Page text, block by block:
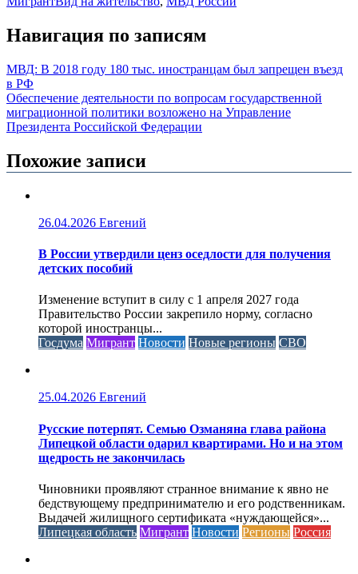
Навигация по записям
МВД: В 2018 году 180 тыс. иностранцам был запрещен въезд
в РФ
Обеспечение деятельности по вопросам государственной
миграционной политики возложено на Управление
Президента Российской Федерации
Похожие записи
26.04.2026 Евгений
В России утвердили ценз оседлости для получения
детских пособий
Изменение вступит в силу с 1 апреля 2027 года
Правительство России закрепило норму, согласно
которой иностранцы...
Госдума Мигрант Новости Новые регионы СВО
25.04.2026 Евгений
Русские потерпят. Семью Озманяна глава района
Липецкой области одарил квартирами. Но и на этом
щедрость не закончилась
Чиновники проявляют странное внимание к явно не
бедствующему предпринимателю и его родственникам.
Выдачей жилищного сертификата «нуждающейся»...
Липецкая область Мигрант Новости Регионы Россия